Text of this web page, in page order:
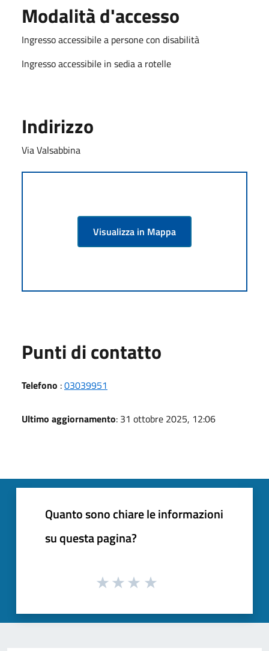
Modalità d'accesso
Ingresso accessibile a persone con disabilità
Ingresso accessibile in sedia a rotelle
Indirizzo
Via Valsabbina
Visualizza in Mappa
Punti di contatto
Telefono :03039951
Ultimo aggiornamento: 31 ottobre 2025, 12:06
Quanto sono chiare le informazioni
su questa pagina?